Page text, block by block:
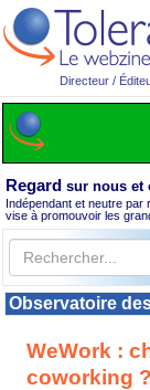
Directeur /
Regard sur nous et
Indépendant et neutre par
vise à promouvoir les
Observatoire
WeWork :
coworking ?